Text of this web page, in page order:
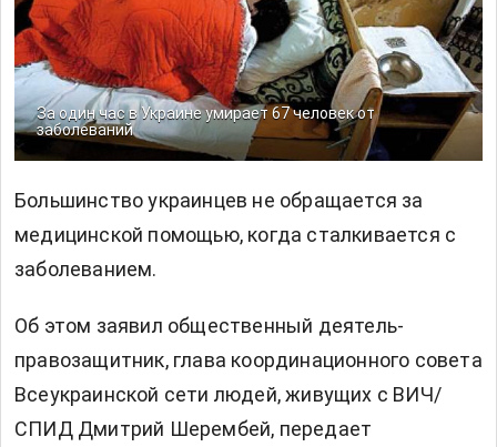
За один час в Украине умирает 67 человек от
заболеваний
Большинство украинцев не обращается за
медицинской помощью, когда сталкивается с
заболеванием.
Об этом заявил общественный деятель-
правозащитник, глава координационного совета
Всеукраинской сети людей, живущих с ВИЧ/
СПИД Дмитрий Шерембей, передает